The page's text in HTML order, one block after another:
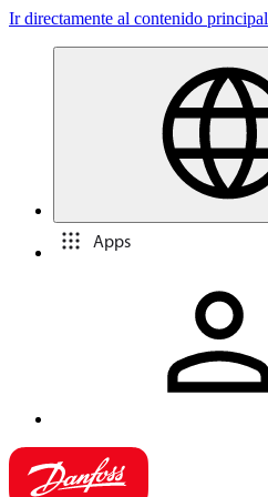
Ir directamente al contenido principal
Apps